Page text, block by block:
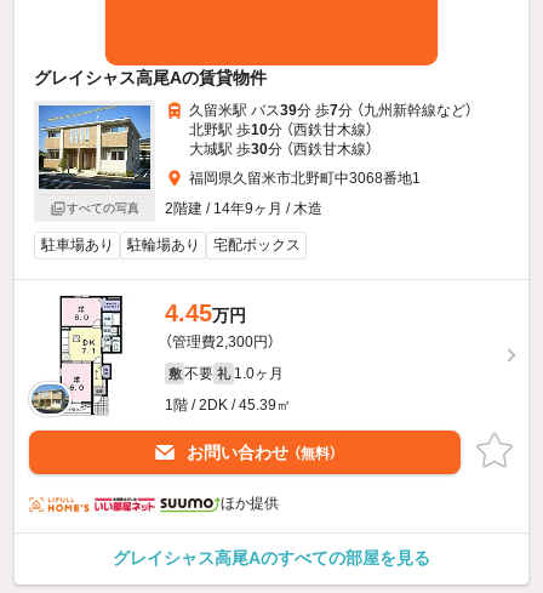
グレイシャス高尾Aの賃貸物件
すべての写真
久留米駅 バス39分 歩7分 （九州新幹線など）
北野駅 歩10分 （西鉄甘木線）
大城駅 歩30分 （西鉄甘木線）
福岡県久留米市北野町中3068番地1
2階建 / 14年9ヶ月 / 木造
駐車場あり 駐輪場あり 宅配ボックス
4.45万円
（管理費2,300円）
敷 不要 礼 1.0ヶ月
1階 / 2DK / 45.39㎡
お問い合わせ （無料）
ほか提供
グレイシャス高尾Aのすべての部屋を見る